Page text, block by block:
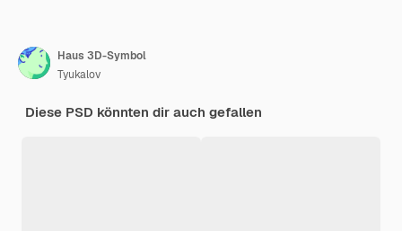
Haus 3D-Symbol
Tyukalov
Diese PSD könnten dir auch gefallen